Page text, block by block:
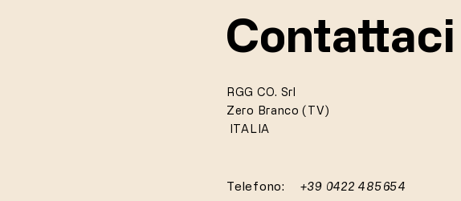
Contattaci
RGG CO. Srl
Zero Branco (TV)
ITALIA
Telefono:
+39 0422 485654